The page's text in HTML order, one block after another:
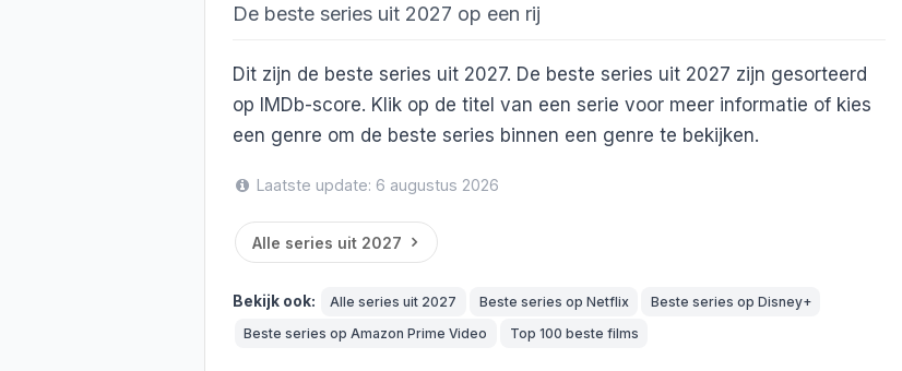
De beste series uit 2027 op een rij
Dit zijn de beste series uit 2027. De beste series uit 2027 zijn gesorteerd
op IMDb-score. Klik op de titel van een serie voor meer informatie of kies
een genre om de beste series binnen een genre te bekijken.
Laatste update: 6 augustus 2026
Alle series uit 2027
Bekijk ook: Alle series uit 2027 Beste series op Netflix
Beste series op Disney+
Beste series op Amazon Prime Video
Top 100 beste films